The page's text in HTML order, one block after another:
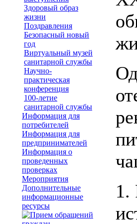
Здоровый образ
жизни
Поздравления
Безопасный новый
год
Виртуальный музей
санитарной службы
Научно-
практическая
конференция
100-летие
санитарной службы
Информация для
потребителей
Информация для
предпринимателей
Информация о
проведенных
проверках
Мероприятия
Дополнительные
информационные
ресурсы
1.